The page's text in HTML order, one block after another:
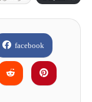
facebook